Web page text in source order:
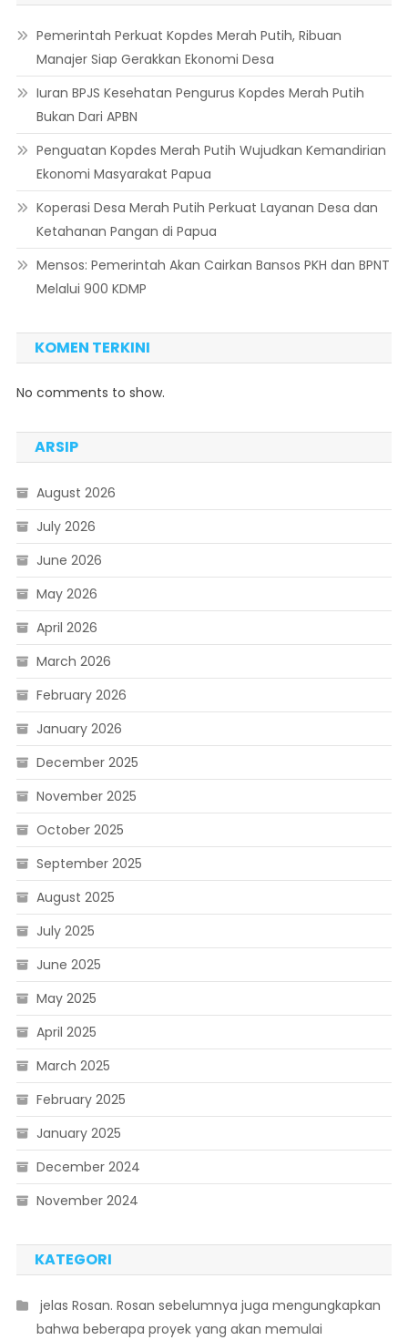
Pemerintah Perkuat Kopdes Merah Putih, Ribuan
Manajer Siap Gerakkan Ekonomi Desa
Iuran BPJS Kesehatan Pengurus Kopdes Merah Putih
Bukan Dari APBN
Penguatan Kopdes Merah Putih Wujudkan Kemandirian
Ekonomi Masyarakat Papua
Koperasi Desa Merah Putih Perkuat Layanan Desa dan
Ketahanan Pangan di Papua
Mensos: Pemerintah Akan Cairkan Bansos PKH dan BPNT
Melalui 900 KDMP
KOMEN TERKINI
No comments to show.
ARSIP
August 2026
July 2026
June 2026
May 2026
April 2026
March 2026
February 2026
January 2026
December 2025
November 2025
October 2025
September 2025
August 2025
July 2025
June 2025
May 2025
April 2025
March 2025
February 2025
January 2025
December 2024
November 2024
KATEGORI
 jelas Rosan. Rosan sebelumnya juga mengungkapkan
bahwa beberapa proyek yang akan memulai